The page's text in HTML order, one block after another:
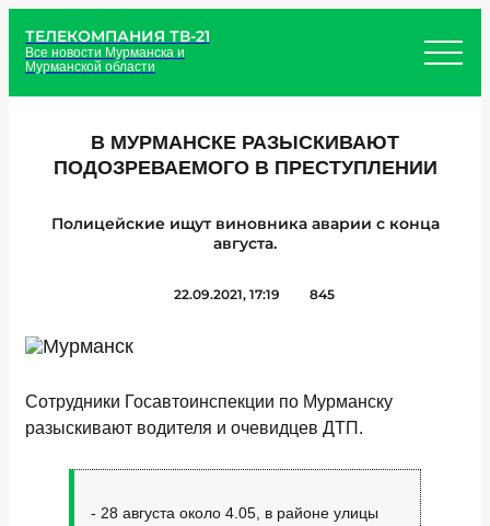
ТЕЛЕКОМПАНИЯ ТВ-21
Все новости Мурманска и
Мурманской области
В МУРМАНСКЕ РАЗЫСКИВАЮТ
ПОДОЗРЕВАЕМОГО В ПРЕСТУПЛЕНИИ
Полицейские ищут виновника аварии с конца
августа.
22.09.2021, 17:19 845
Сотрудники Госавтоинспекции по Мурманску
разыскивают водителя и очевидцев ДТП.
- 28 августа около 4.05, в районе улицы